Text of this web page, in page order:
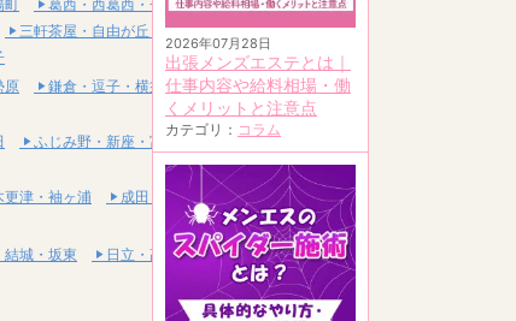
2026年07月28日
出張メンズエステとは｜
仕事内容や給料相場・働
くメリットと注意点
カテゴリ： コラム
町
葛西・西葛西・一之江
三軒茶屋・自由が丘・二子玉川
原
鎌倉・逗子・横須賀
ふじみ野・新座・富士見
更津・袖ヶ浦
成田・富里・印西
結城・坂東
日立・高萩・常陸太田